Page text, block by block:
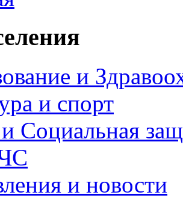
и
и спорт
Социальная
и новости